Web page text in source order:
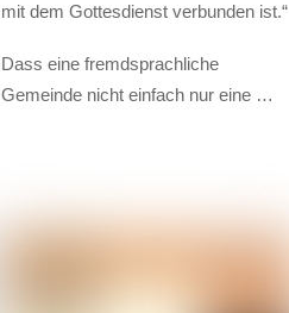
mit dem Gottesdienst verbunden ist.“
Dass eine fremdsprachliche
Gemeinde nicht einfach nur eine …